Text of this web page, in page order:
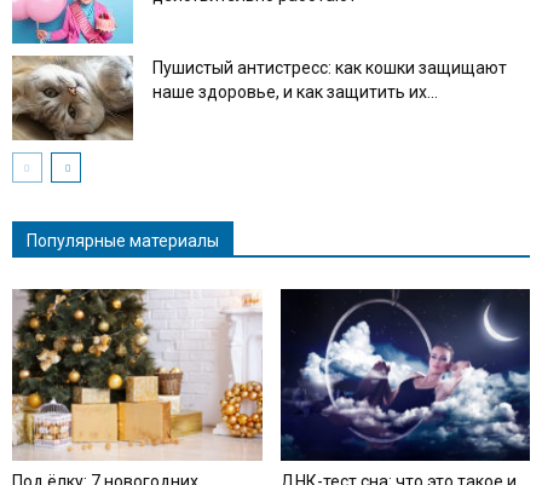
Пушистый антистресс: как кошки защищают
наше здоровье, и как защитить их...
Популярные материалы